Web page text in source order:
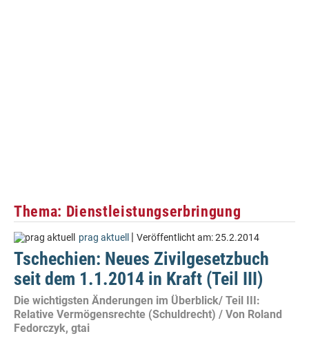
Thema: Dienstleistungserbringung
prag aktuell | Veröffentlicht am:25.2.2014
Tschechien: Neues Zivilgesetzbuch
seit dem 1.1.2014 in Kraft (Teil III)
Die wichtigsten Änderungen im Überblick/ Teil III:
Relative Vermögensrechte (Schuldrecht) / Von Roland
Fedorczyk, gtai